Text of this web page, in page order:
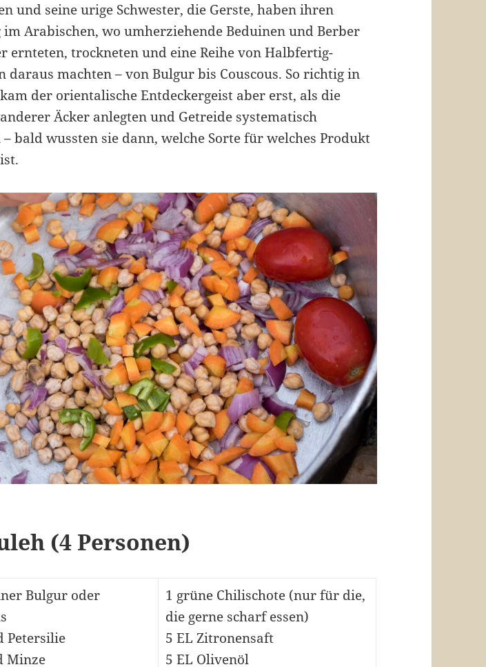
und seine urige Schwester, die Gerste, haben ihren
Arabischen, wo umherziehende Beduinen und Berber
ernteten, trockneten und eine Reihe von Halbfertig-
daraus machten – von Bulgur bis Couscous. So richtig in
der orientalische Entdeckergeist aber erst, als die
Äcker anlegten und Getreide systematisch
bald wussten sie dann, welche Sorte für welches Produkt
(4 Personen)
Bulgur oder
Petersilie
Minze
1 grüne Chilischote (nur für die,
die gerne scharf essen)
5 EL Zitronensaft
5 EL Olivenöl